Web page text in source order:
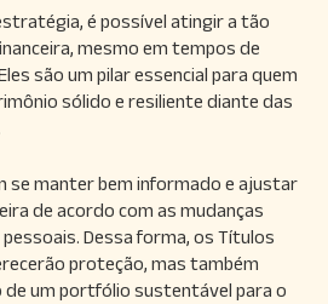
é possível atingir a tão
mesmo em tempos de
são um pilar essencial para quem
sólido e resiliente diante das
se manter bem informado e ajustar
de acordo com as mudanças
Dessa forma, os Títulos
proteção, mas também
um portfólio sustentável para o